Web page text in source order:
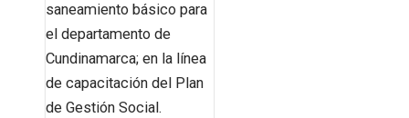
saneamiento básico para
el departamento de
Cundinamarca; en la línea
de capacitación del Plan
de Gestión Social.